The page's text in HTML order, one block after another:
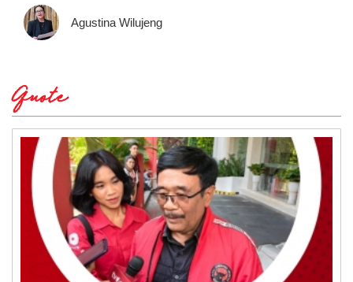
Agustina Wilujeng
Quote